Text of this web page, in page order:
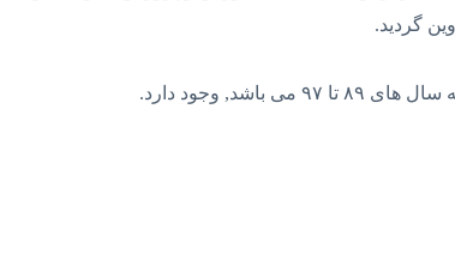
گرديد.